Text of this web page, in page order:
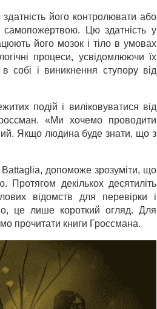
його контролювати або
самопожертвою. Цю здатність у
його мозок і тіло в умовах
процеси, усвідомлюючи їх
собі і виникнення ступору від
подій і виліковуватися від
«Ми хочемо проводити
Якщо людина буде знати, що з
Battaglia, допоможе зрозуміти, що
декількох десятиліть
відомств для перевірки і
це лише короткий огляд. Для
прочитати книги Гроссмана.